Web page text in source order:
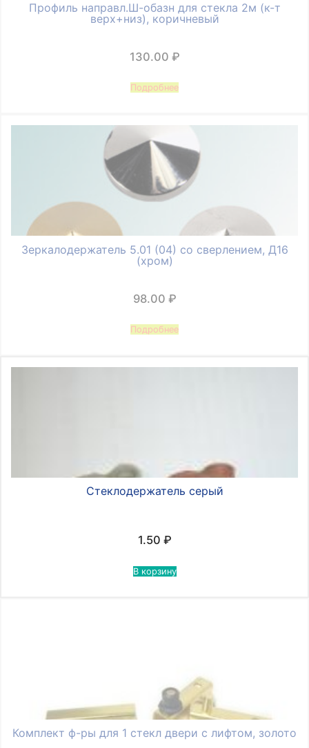
Профиль направл.Ш-обазн для стекла 2м (к-т
верх+низ), коричневый
130.00 ₽
Подробнее
Зеркалодержатель 5.01 (04) со сверлением, Д16
(хром)
98.00 ₽
Подробнее
Стеклодержатель серый
1.50 ₽
В корзину
Комплект ф-ры для 1 стекл двери с лифтом, золото